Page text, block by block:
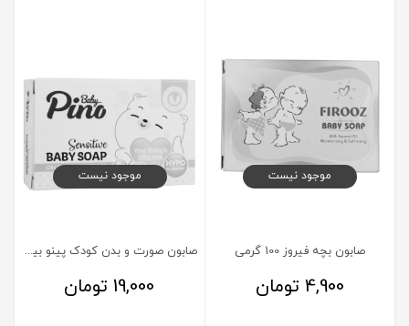
موجود نیست
صابون بچه فیروز 100 گرمی
4,900 تومان
موجود نیست
صابون صورت و بدن کودک پینو بیبی مناسب پوست حساس 75 گرم
19,000 تومان